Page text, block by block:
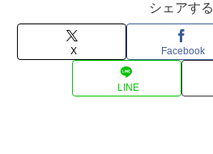
シェアする
X Facebook
LINE